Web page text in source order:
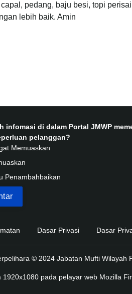
pedang, baju besi, topi
lebih baik. Amin
infomasi di dalam Portal JMWP
pelanggan?
Memuaskan
Penambahbaikan
Dasar Privasi Dasar
© 2024 Jabatan Mufti Wilayah
pada pelayar web Mozilla